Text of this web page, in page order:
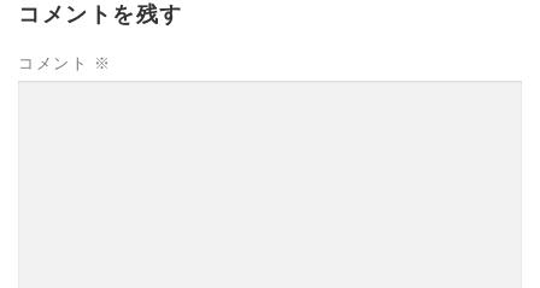
コメントを残す
コメント ※